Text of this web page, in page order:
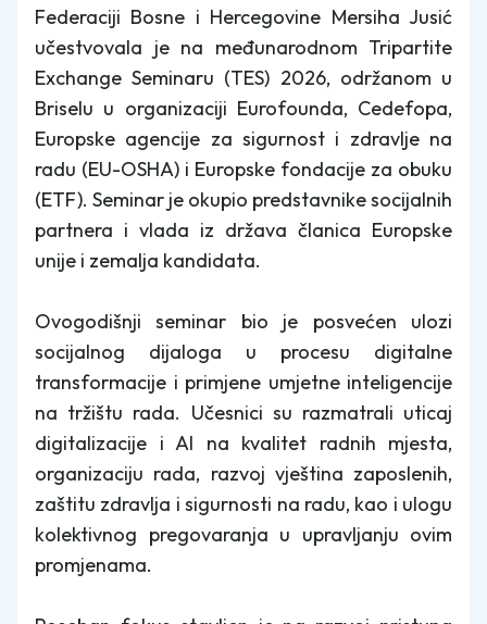
Federaciji Bosne i Hercegovine Mersiha Jusić
učestvovala je na međunarodnom Tripartite
Exchange Seminaru (TES) 2026, održanom u
Briselu u organizaciji Eurofounda, Cedefopa,
Europske agencije za sigurnost i zdravlje na
radu (EU-OSHA) i Europske fondacije za obuku
(ETF). Seminar je okupio predstavnike socijalnih
partnera i vlada iz država članica Europske
unije i zemalja kandidata.
Ovogodišnji seminar bio je posvećen ulozi
socijalnog dijaloga u procesu digitalne
transformacije i primjene umjetne inteligencije
na tržištu rada. Učesnici su razmatrali uticaj
digitalizacije i AI na kvalitet radnih mjesta,
organizaciju rada, razvoj vještina zaposlenih,
zaštitu zdravlja i sigurnosti na radu, kao i ulogu
kolektivnog pregovaranja u upravljanju ovim
promjenama.